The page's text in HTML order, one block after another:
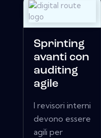
Sprinting
avanti con
auditing
agile
I revisori interni
devono essere
agili per